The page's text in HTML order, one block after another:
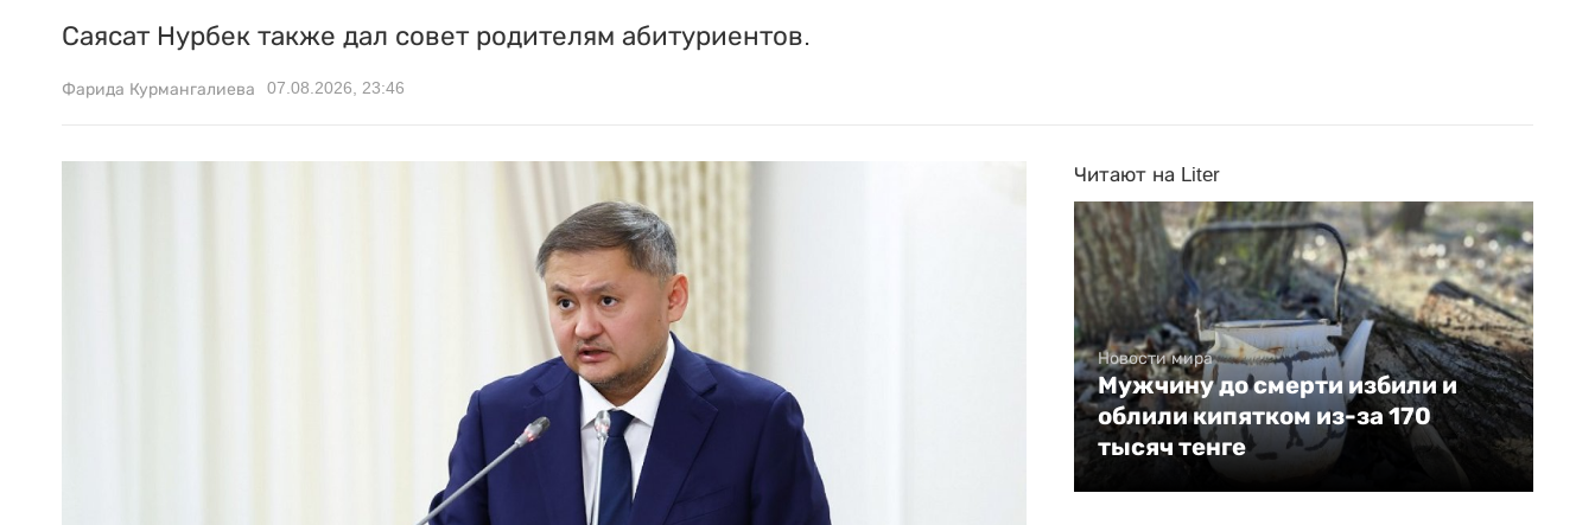
Саясат Нурбек также дал совет родителям абитуриентов.
Фарида Курмангалиева 07.08.2026, 23:46
Читают на Liter
Новости мира
Мужчину до смерти избили и
облили кипятком из-за 170
тысяч тенге